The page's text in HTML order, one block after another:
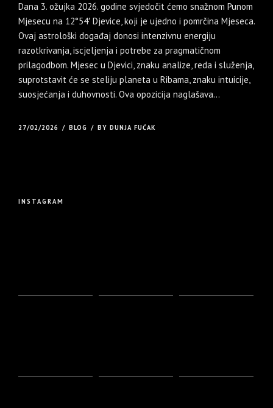
Dana 3. ožujka 2026. godine svjedočit ćemo snažnom Punom
Mjesecu na 12°54′ Djevice, koji je ujedno i pomrčina Mjeseca.
Ovaj astrološki događaj donosi intenzivnu energiju
razotkrivanja, iscjeljenja i potrebe za pragmatičnom
prilagodbom. Mjesec u Djevici, znaku analize, reda i služenja,
suprotstavit će se steliju planeta u Ribama, znaku intuicije,
suosjećanja i duhovnosti. Ova opozicija naglašava...
27/02/2026 BLOG BY DUNJA FUĆAK
INSTAGRAM